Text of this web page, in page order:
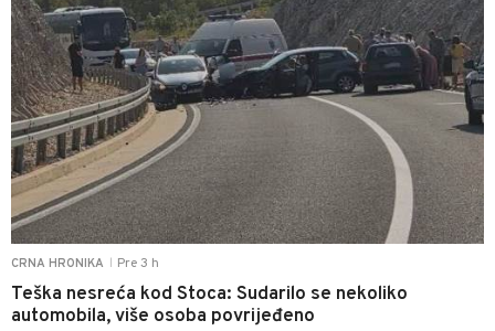
CRNA HRONIKA Pre 3 h
Teška nesreća kod Stoca: Sudarilo se nekoliko
automobila, više osoba povrijeđeno